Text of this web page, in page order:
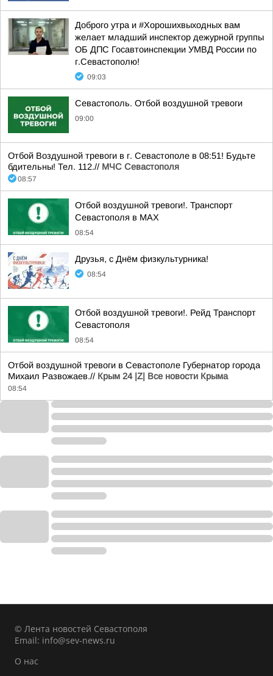
Доброго утра и #Хорошихвыходных вам
желает младший инспектор дежурной группы
ОБ ДПС Госавтоинспекции УМВД России по
г.Севастополю!
09:03
Севастополь. Отбой воздушной тревоги
09:00
Отбой Воздушной тревоги в г. Севастополе в 08:51! Будьте
бдительны! Тел. 112.// МЧС Севастополя
08:57
Отбой воздушной тревоги!. Транспорт
Севастополя в MAX
08:54
Друзья, с Днём физкультурника!
08:54
Отбой воздушной тревоги!. Рейд Транспорт
Севастополя
08:54
Отбой воздушной тревоги в Севастополе Губернатор города
Михаил Развожаев.// Крым 24 |Z| Все новости Крыма
08:54
© Лента новостей Севастополя
Email: info@sev-news.ru
О нас